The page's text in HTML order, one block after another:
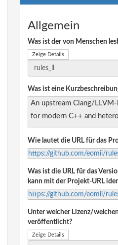
Allgemein
Was ist der von Menschen
Zeige Details
Was ist eine
An upstream Clang/
for modern C++ and
Wie lautet die URL für das
https://github.com/eomii/
Was ist die URL für das
kann mit der Projekt-URL
https://github.com/eomii/
Unter welcher Lizenz/
veröffentlicht?
Zeige Details